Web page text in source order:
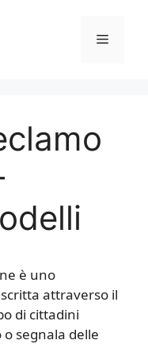
Menu
è uno
attraverso il
di cittadini
segnala delle